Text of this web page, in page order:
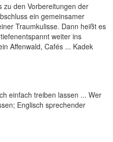
zu den Vorbereitungen der
ein gemeinsamer
Traumkulisse. Dann heißt es
weiter ins
Affenwald, Cafés ... Kadek
einfach treiben lassen ... Wer
Englisch sprechender